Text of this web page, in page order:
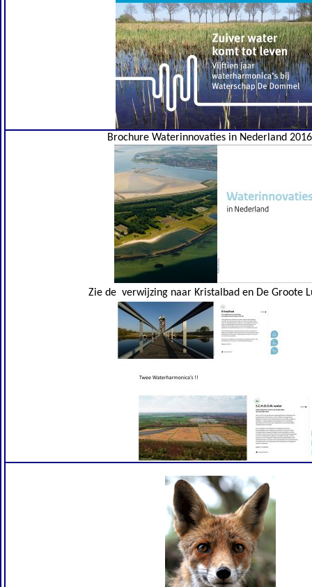
Brochure Waterinnovaties in Nederland
Zie de verwijzing naar Kristalbad en De Groote